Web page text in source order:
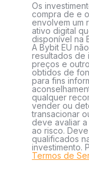
Os
compra de e
envolvem um
ativo digital
disponível na
A Bybit EU
resultados de
preços e
obtidos de
para fins
qualquer
vender ou
transacionar
deve avaliar
ao risco.
qualificados
investimento.
Termos de